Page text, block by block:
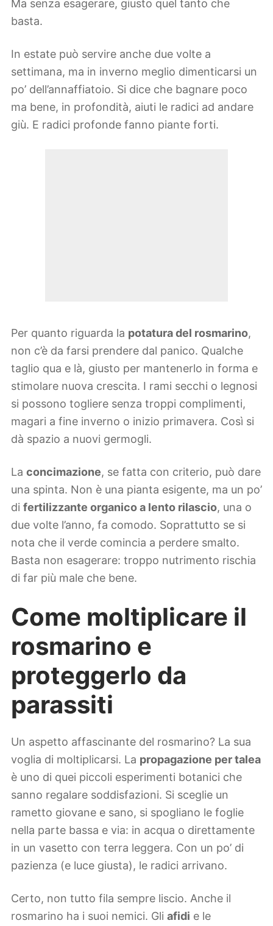
Ma senza esagerare, giusto quel tanto che
basta.
In estate può servire anche due volte a
settimana, ma in inverno meglio dimenticarsi un
po’ dell’annaffiatoio. Si dice che bagnare poco
ma bene, in profondità, aiuti le radici ad andare
giù. E radici profonde fanno piante forti.
Per quanto riguarda la potatura del rosmarino,
non c’è da farsi prendere dal panico. Qualche
taglio qua e là, giusto per mantenerlo in forma e
stimolare nuova crescita. I rami secchi o legnosi
si possono togliere senza troppi complimenti,
magari a fine inverno o inizio primavera. Così si
dà spazio a nuovi germogli.
La concimazione, se fatta con criterio, può dare
una spinta. Non è una pianta esigente, ma un po’
di fertilizzante organico a lento rilascio, una o
due volte l’anno, fa comodo. Soprattutto se si
nota che il verde comincia a perdere smalto.
Basta non esagerare: troppo nutrimento rischia
di far più male che bene.
Come moltiplicare il
rosmarino e
proteggerlo da
parassiti
Un aspetto affascinante del rosmarino? La sua
voglia di moltiplicarsi. La propagazione per talea
è uno di quei piccoli esperimenti botanici che
sanno regalare soddisfazioni. Si sceglie un
rametto giovane e sano, si spogliano le foglie
nella parte bassa e via: in acqua o direttamente
in un vasetto con terra leggera. Con un po’ di
pazienza (e luce giusta), le radici arrivano.
Certo, non tutto fila sempre liscio. Anche il
rosmarino ha i suoi nemici. Gli afidi e le